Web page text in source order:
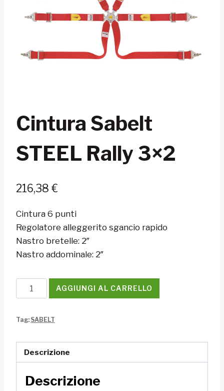
Cintura Sabelt
STEEL Rally 3×2
216,38 €
Cintura 6 punti
Regolatore alleggerito sgancio rapido
Nastro bretelle: 2″
Nastro addominale: 2″
Cintura
Sabelt
Rally
quantità
AGGIUNGI AL CARRELLO
Tag: SABELT
Descrizione
Descrizione